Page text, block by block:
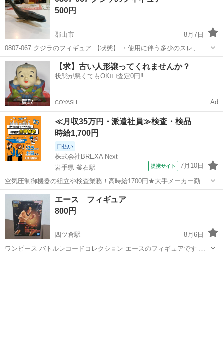
500円
郡山市
8月7日
0807-067 クジラのフィギュア 【状態】 ・使用に伴う多少のスレ、キ
ズ、落としきれない汚れなどございます ・詳細は現地でご確認くださ
い ・お値引きは出来かねますのでご了承願います ※中古品のため、状
態...
福島 郡山市 フィギュア クジラ
【求】古い人形譲ってくれませんか？
状態が悪くてもOK🙆‍♀️査定0円‼️
COYASH Ad
≪月収35万円・派遣社員≫検査・検品
時給1,700円
日払い
株式会社BREXA Next
岩手県 釜石駅
提携サイト 7月10日
空気圧制御機器の組立や検査業務！高時給1700円★大手メーカー勤
務！嬉しい寮費無料！ワンルーム寮完備★マイカー通勤OK＆工場敷地
内に無料駐車場あり★！《岩手県釜石市》 人気の工場のお仕事 ◇空気
圧制御機器（シリンダ、バルブ...
岩手 釜石市 その他
エース フィギュア
800円
四ツ倉駅
8月6日
ワンピース バトルレコードコレクション エースのフィギュアです プ